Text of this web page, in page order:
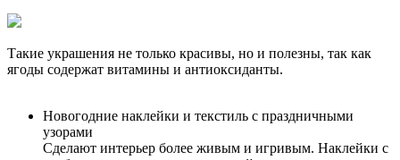
Такие украшения не только красивы, но и полезны, так как
ягоды содержат витамины и антиоксиданты.
Новогодние наклейки и текстиль с праздничными
узорами
Сделают интерьер более живым и игривым. Наклейки с